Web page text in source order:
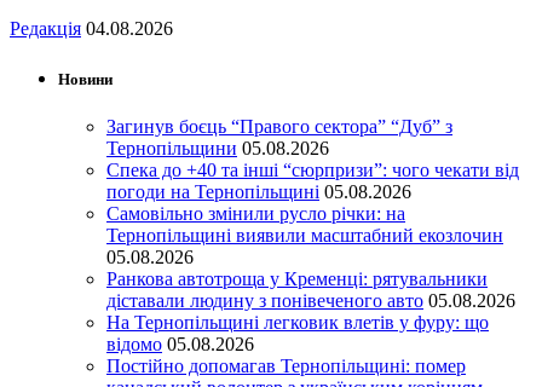
Редакція 04.08.2026
Новини
Загинув боєць “Правого сектора” “Дуб” з
Тернопільщини 05.08.2026
Спека до +40 та інші “сюрпризи”: чого чекати від
погоди на Тернопільщині 05.08.2026
Самовільно змінили русло річки: на
Тернопільщині виявили масштабний екозлочин
05.08.2026
Ранкова автотроща у Кременці: рятувальники
діставали людину з понівеченого авто 05.08.2026
На Тернопільщині легковик влетів у фуру: що
відомо 05.08.2026
Постійно допомагав Тернопільщині: помер